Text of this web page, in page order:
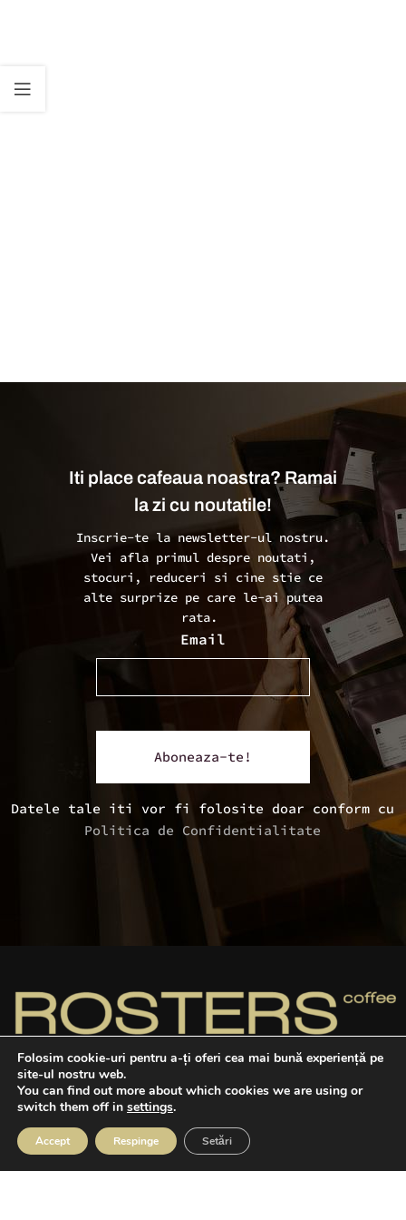
Iti place cafeaua noastra? Ramai
la zi cu noutatile!
Inscrie-te la newsletter-ul nostru.
Vei afla primul despre noutati,
stocuri, reduceri si cine stie ce
alte surprize pe care le-ai putea
rata.
Email
Datele tale iti vor fi folosite doar conform cu
Politica de Confidentialitate
Cafele dulci, echilibrate şi pline de caracter,
provenite din surse sustenabile, prăjite de noi
în România.
Telefon: +40 741 051 054
Program: L-V 09:00 – 17:00
Folosim cookie-uri pentru a-ți oferi cea mai bună experiență pe
site-ul nostru web.
You can find out more about which cookies we are using or
switch them off in settings.
Accept Respinge Setări
FavoriteCos
Contul meu